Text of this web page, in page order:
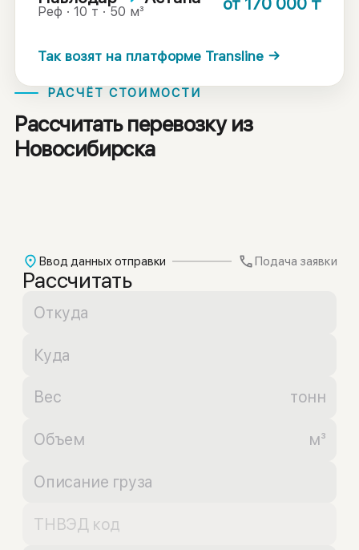
Реф · 10 т · 50 м³
Так возят на платформе Transline →
РАСЧЁТ СТОИМОСТИ
Рассчитать перевозку из
Новосибирска
Рассчитать
Ввод данных отправки Подача заявки
тонн
м³